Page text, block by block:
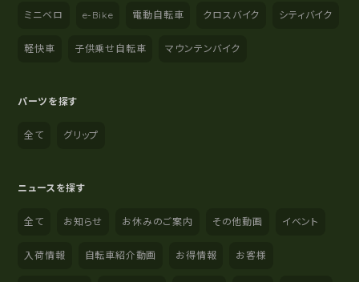
ミニベロ e-Bike 電動自転車 クロスバイク シティバイク
軽快車 子供乗せ自転車 マウンテンバイク
パーツを探す
全て グリップ
ニュースを探す
全て お知らせ お休みのご案内 その他動画 イベント
入荷情報 自転車紹介動画 お得情報 お客様